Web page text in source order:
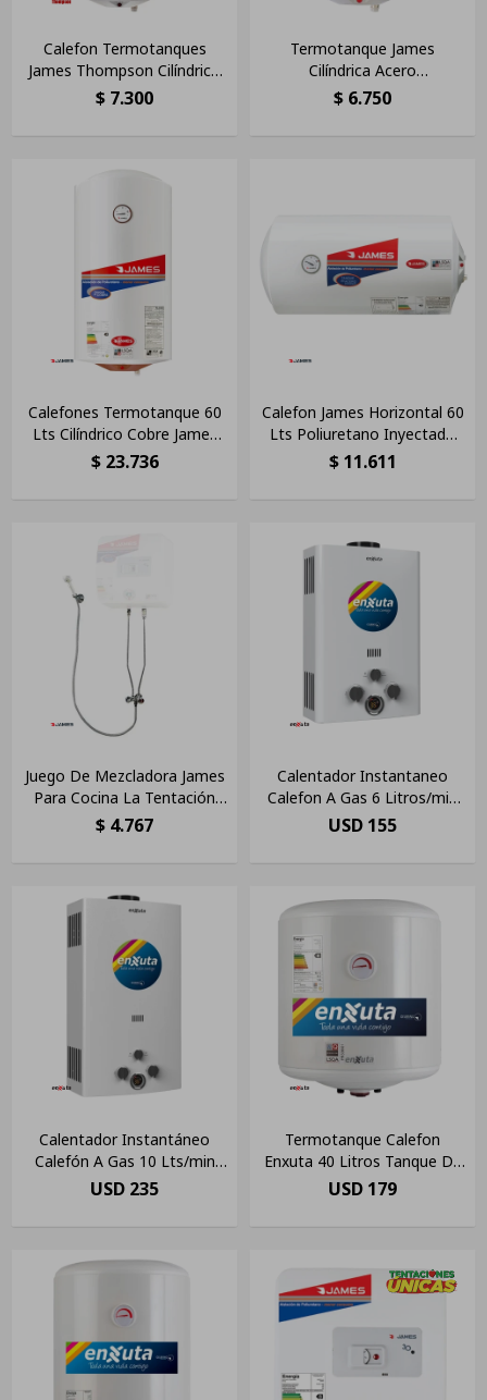
Calefon Termotanques
James Thompson Cilíndrico
60 Lts Acero
$ 7.300
Termotanque James
Cilíndrica Acero
Convencional 30 L Blanco
$ 6.750
Calefones Termotanque 60
Lts Cilíndrico Cobre James
Blanco
$ 23.736
Calefon James Horizontal 60
Lts Poliuretano Inyectado
Color Blanco
$ 11.611
Juego De Mezcladora James
Para Cocina La Tentación
Color Plateado
$ 4.767
Calentador Instantaneo
Calefon A Gas 6 Litros/min
Enxuta
USD 155
Calentador Instantáneo
Calefón A Gas 10 Lts/min
Enxuta
USD 235
Termotanque Calefon
Enxuta 40 Litros Tanque De
Acero Color
USD 179